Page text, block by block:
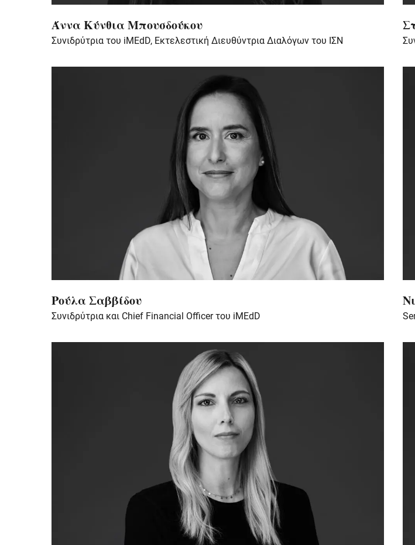
Άννα Κύνθια Μπουσδούκου
Συνιδρύτρια του iMEdD, Εκτελεστική Διευθύντρια Διαλόγων του ΙΣΝ
Ρούλα Σαββίδου
Συνιδρύτρια και Chief Financial Officer του iMEdD